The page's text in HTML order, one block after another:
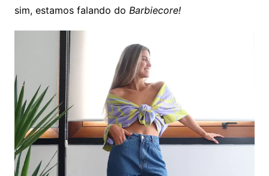
sim, estamos falando do Barbiecore!